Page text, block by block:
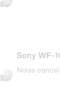
Sony WF-
Noise